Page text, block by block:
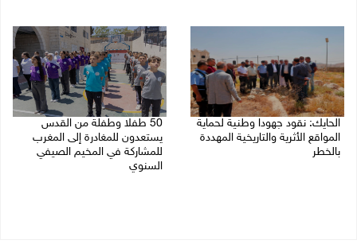
الحايك: نقود جهودا وطنية لحماية
المواقع الأثرية والتاريخية المهددة
بالخطر
50 طفلا وطفلة من القدس
يستعدون للمغادرة إلى المغرب
للمشاركة في المخيم الصيفي
السنوي